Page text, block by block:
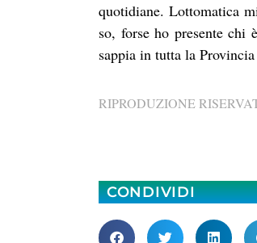
quotidiane. Lottomatica
so, forse ho presente
sappia in tutta la
RIPRODUZIONE
CONDIVIDI